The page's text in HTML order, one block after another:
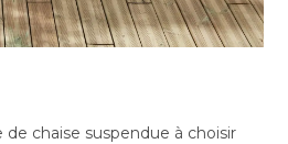
de chaise suspendue à choisir